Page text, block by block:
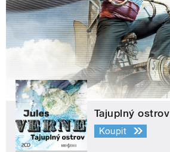
Tajuplný ostrov
Koupit